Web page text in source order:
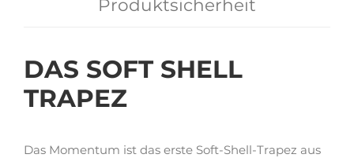
Produktsicherheit
DAS SOFT SHELL
TRAPEZ
Das Momentum ist das erste Soft-Shell-Trapez aus